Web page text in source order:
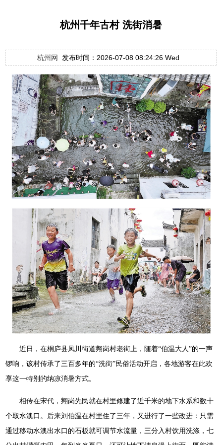
杭州千年古村 洗街消暑
杭州网 发布时间：2026-07-08 08:24:26 Wed
近日，在桐庐县凤川街道翙岗村老街上，随着“伯温大人”的一声
锣响，该村传承了三百多年的“洗街”民俗活动开启，各地游客在此欢
享这一特别的纳凉消暑方式。
相传在宋代，翙岗先民就在村里修建了近千米的地下水系和数十
个取水澳口。后来刘伯温在村里住了三年，又进行了一些改进：只需
通过移动水澳出水口的石板就可调节水流量，三分入村饮用洗涤，七